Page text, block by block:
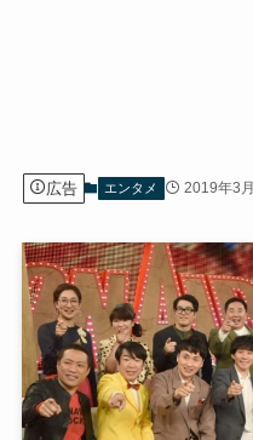
広告 エンタメ 2019年3